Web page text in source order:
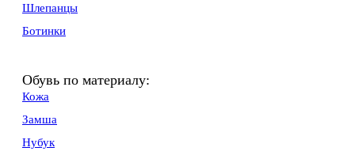
Шлепанцы
Ботинки
Обувь по материалу:
Кожа
Замша
Нубук